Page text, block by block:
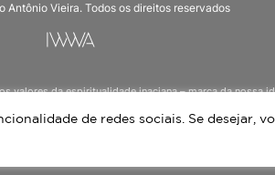
Antônio Vieira. Todos os direitos reservados
da espiritualidade inaciana – marca da nossa
de redes sociais. Se desejar,